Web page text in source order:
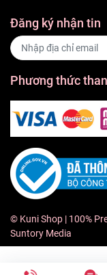
Đăng ký nhận tin
Phương thức
© Kuni Shop | 100%
Suntory Media